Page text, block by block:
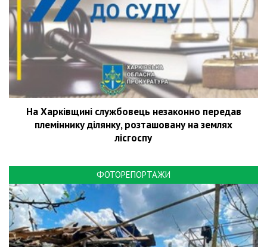
На Харківщині службовець незаконно передав
племіннику ділянку, розташовану на землях
лісгоспу
ФОТОРЕПОРТАЖИ